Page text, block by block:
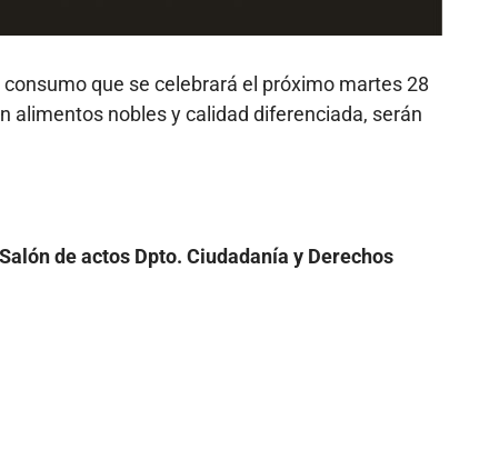
que se celebrará el próximo martes 28
alimentos nobles y calidad diferenciada, serán
de actos Dpto. Ciudadanía y Derechos